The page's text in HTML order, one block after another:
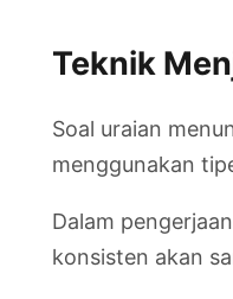
Teknik
Soal uraian
menggunakan
Dalam
konsisten akan